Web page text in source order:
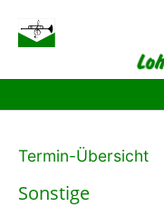
Termin-Übersicht
Sonstige